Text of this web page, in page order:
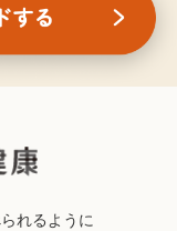
れるように